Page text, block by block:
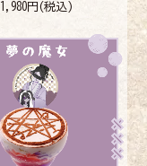
1,980円(税込)